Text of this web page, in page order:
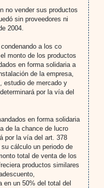
no vender sus productos
sin proveedores ni
2004.
a los co
monto de los productos
en forma solidaria a
de la empresa,
estudio de mercado y
por la vía del
en forma solidaria
de la chance de lucro
por la vía del art. 378
cálculo un periodo de
total de venta de los
productos similares
en un 50% del total del